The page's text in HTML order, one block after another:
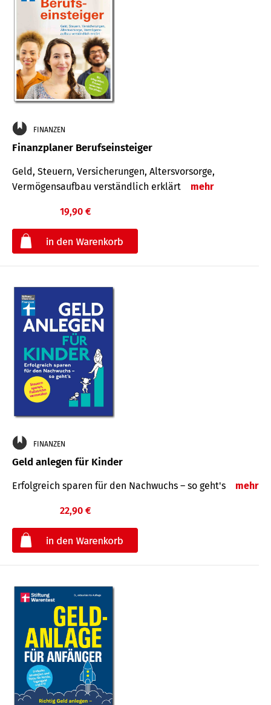
FINANZEN
Finanzplaner Berufseinsteiger
Geld, Steuern, Versicherungen, Altersvorsorge,
Vermögensaufbau verständlich erklärt
mehr
19,90 €
FINANZEN
Geld anlegen für Kinder
Erfolgreich sparen für den Nachwuchs – so geht's mehr
22,90 €